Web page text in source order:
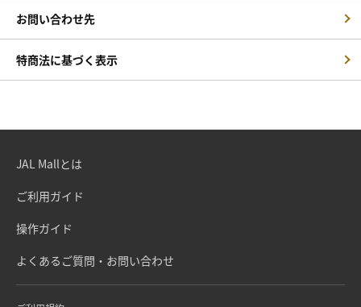
お問い合わせ先
特商法に基づく表示
JAL Mallとは
ご利用ガイド
操作ガイド
よくあるご質問・お問い合わせ